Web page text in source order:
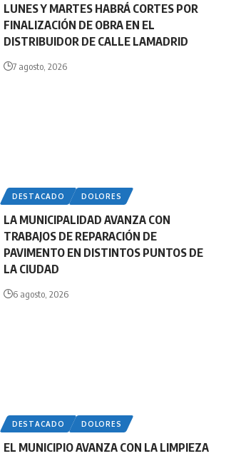
LUNES Y MARTES HABRÁ CORTES POR
FINALIZACIÓN DE OBRA EN EL
DISTRIBUIDOR DE CALLE LAMADRID
7 agosto, 2026
DESTACADO DOLORES
LA MUNICIPALIDAD AVANZA CON
TRABAJOS DE REPARACIÓN DE
PAVIMENTO EN DISTINTOS PUNTOS DE
LA CIUDAD
6 agosto, 2026
DESTACADO DOLORES
EL MUNICIPIO AVANZA CON LA LIMPIEZA